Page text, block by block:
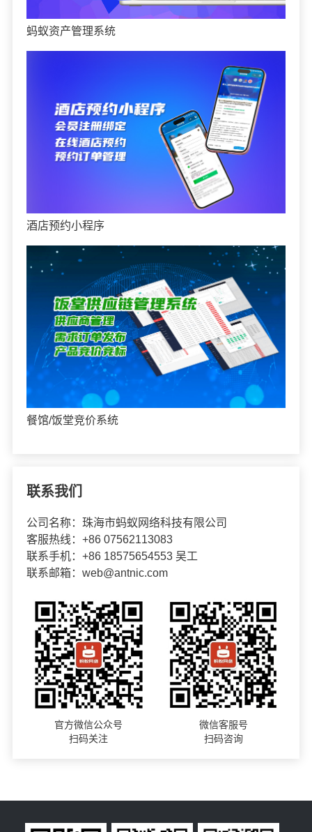
蚂蚁资产管理系统
酒店预约小程序
餐馆/饭堂竞价系统
联系我们
公司名称：珠海市蚂蚁网络科技有限公司
客服热线：+86 07562113083
联系手机：+86 18575654553 吴工
联系邮箱：web@antnic.com
官方微信公众号
扫码关注
微信客服号
扫码咨询